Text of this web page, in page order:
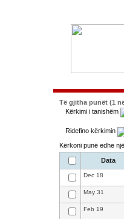
Të gjitha punët (1
Kërkimi i tanishëm
Ridefino kërkimin
Kërkoni punë edhe
Data
Dec 18
May 31
Feb 19